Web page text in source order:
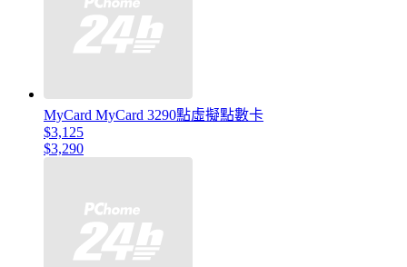
MyCard MyCard 3290點虛擬點數卡
$3,125
$3,290